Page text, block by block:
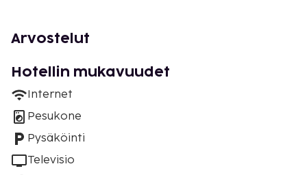
Arvostelut
Hotellin mukavuudet
Internet
Pesukone
Pysäköinti
Televisio